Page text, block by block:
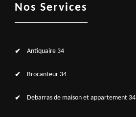
Nos Services
Antiquaire 34
Brocanteur 34
Debarras de maison et appartement 34